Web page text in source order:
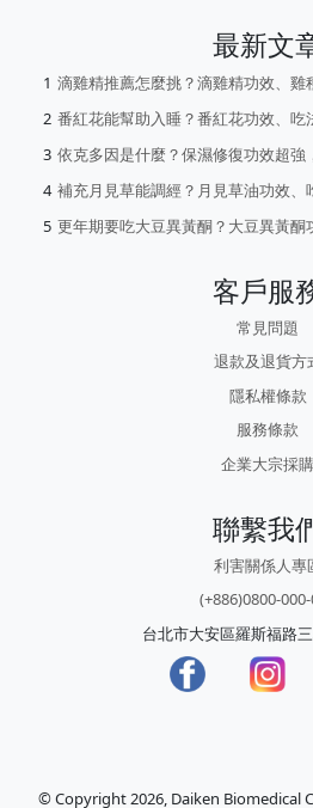
最新文
滴雞精推薦怎麼挑？滴雞精功效、雞
番紅花能幫助入睡？番紅花功效、吃
依克多因是什麼？保濕修復功效超強
補充月見草能調經？月見草油功效、
更年期要吃大豆異黃酮？大豆異黃酮
客戶服
常見問題
退款及退貨方
隱私權條款
服務條款
企業大宗採購
聯繫我
利害關係人專
(+886)0800-
台北市大安區羅斯福路
© Copyright 2026, Daiken Biomedical